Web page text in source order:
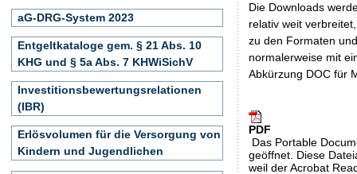
Die Downloads
relativ weit
zu den Formaten
normalerweise mit
Abkürzung DOC für
PDF
Das Portable
geöffnet. Diese
weil der Acrobat
aG-DRG-System 2023
Entgeltkataloge gem. § 21 Abs. 10
KHG und § 5a Abs. 7 KHWiSichV
Investitionsbewertungsrelationen
(IBR)
Erlösvolumen für die Versorgung von
Kindern und Jugendlichen